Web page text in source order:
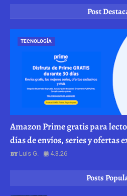
Post
TECNOLOGÍA
Amazon Prime gratis para
días de envíos, series y ofertas
Luis G. 4.3.26
Posts